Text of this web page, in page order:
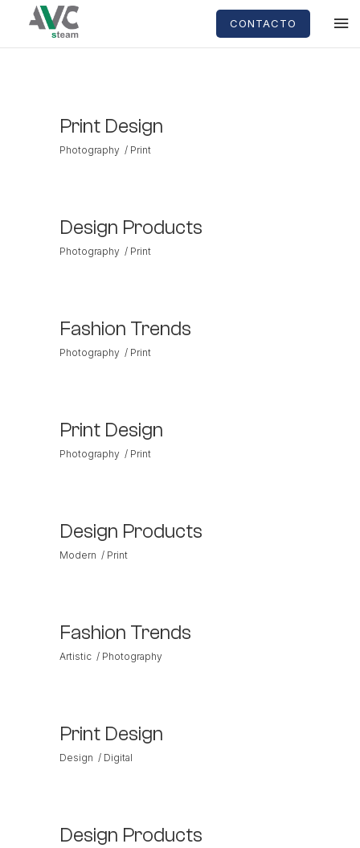
CONTACTO
Print Design
Photography Print
Design Products
Photography Print
Fashion Trends
Photography Print
Print Design
Photography Print
Design Products
Modern Print
Fashion Trends
Artistic Photography
Print Design
Design Digital
Design Products